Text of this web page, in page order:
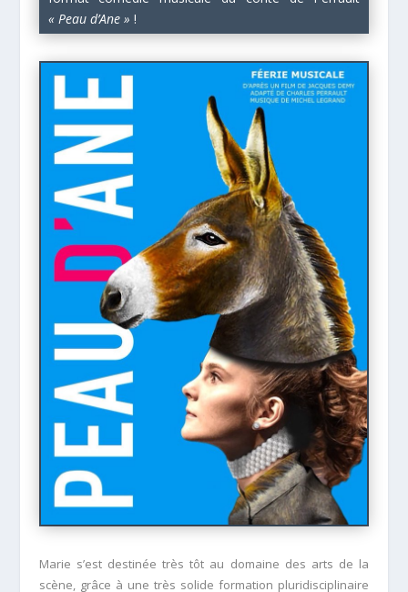
« Peau d’Ane » !
Marie s’est destinée très tôt au domaine des arts de la
scène, grâce à une très solide formation pluridisciplinaire